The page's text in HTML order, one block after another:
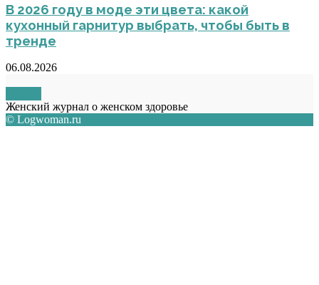
В 2026 году в моде эти цвета: какой
кухонный гарнитур выбрать, чтобы быть в
тренде
06.08.2026
Женский журнал о женском здоровье
© Logwoman.ru